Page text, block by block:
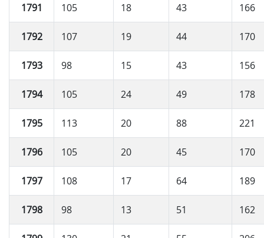
1791 105 18 43 166
1792 107 19 44 170
1793 98 15 43 156
1794 105 24 49 178
1795 113 20 88 221
1796 105 20 45 170
1797 108 17 64 189
1798 98 13 51 162